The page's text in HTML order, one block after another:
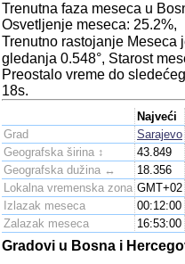
Trenutna faza meseca u
Osvetljenje meseca:
Trenutno rastojanje Meseca
gledanja 0.548°, Starost
Preostalo vreme do
18s.
Najveći
Grad
Sarajevo
Geografska širina ↕
43.849
Geografska dužina ↔
18.356
Lokalna vremenska zona GMT+02
Izlazak meseca
00:12:00
Zalazak meseca
16:53:00
Gradovi u Bosna i